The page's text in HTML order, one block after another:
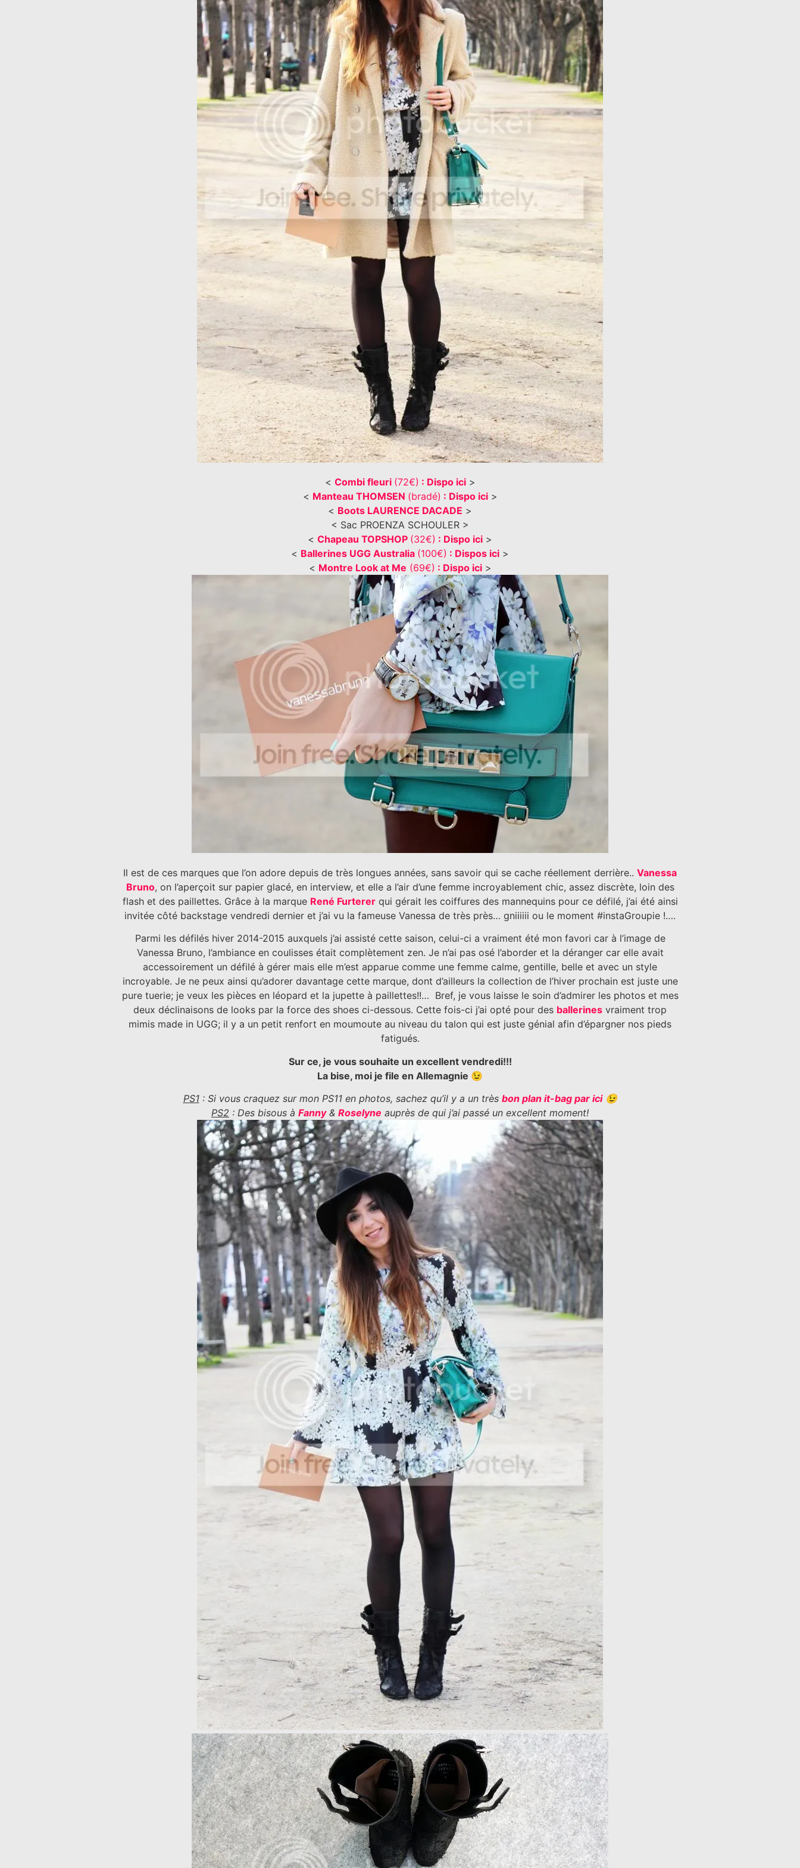
< Combi fleuri (72€) : Dispo ici>
< Manteau THOMSEN (bradé) : Dispo ici>
< Boots LAURENCE DACADE >
< Sac PROENZA SCHOULER >
< Chapeau TOPSHOP (32€) : Dispo ici >
< Ballerines UGG Australia (100€) : Dispos ici >
< Montre Look at Me (69€) : Dispo ici >
Il est de ces marques que l’on adore depuis de très longues années, sans savoir qui se cache réellement derrière.. Vanessa
Bruno, on l’aperçoit sur papier glacé, en interview, et elle a l’air d’une femme incroyablement chic, assez discrète, loin des
flash et des paillettes. Grâce à la marque René Furtererqui gérait les coiffures des mannequins pour ce défilé, j’ai été ainsi
invitée côté backstage vendredi dernier et j’ai vu la fameuse Vanessa de très près… gniiiiii ou le moment #instaGroupie !….
Parmi les défilés hiver 2014-2015 auxquels j’ai assisté cette saison, celui-ci a vraiment été mon favori car à l’image de
Vanessa Bruno, l’ambiance en coulisses était complètement zen. Je n’ai pas osé l’aborder et la déranger car elle avait
accessoirement un défilé à gérer mais elle m’est apparue comme une femme calme, gentille, belle et avec un style
incroyable. Je ne peux ainsi qu’adorer davantage cette marque, dont d’ailleurs la collection de l’hiver prochain est juste une
pure tuerie; je veux les pièces en léopard et la jupette à paillettes!!… Bref, je vous laisse le soin d’admirer les photos et mes
deux déclinaisons de looks par la force des shoes ci-dessous. Cette fois-ci j’ai opté pour des ballerines vraiment trop
mimis made in UGG; il y a un petit renfort en moumoute au niveau du talon qui est juste génial afin d’épargner nos pieds
fatigués.
Sur ce, je vous souhaite un excellent vendredi!!!
La bise, moi je file en Allemagnie 😉
PS1: Si vous craquez sur mon PS11 en photos, sachez qu’il y a un très bon plan it-bag par ici😉
PS2 : Des bisous à Fanny& Roselyne auprès de qui j’ai passé un excellent moment!